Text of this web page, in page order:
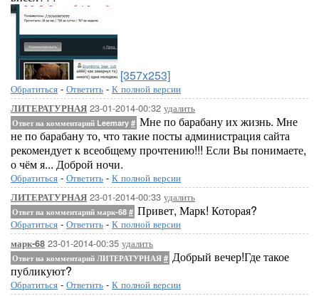
[357x253]
Обратиться - Ответить - К полной версии
ЛИТЕРАТУРНАЯ 23-01-2014-00:32 удалить
Ответ на комментарий Leemary # Мне по барабану их жизнь. Мне
не по барабану то, что такие посты администрация сайта
рекомендует к всеобщему прочтению!!! Если Вы понимаете,
о чём я... Доброй ночи.
Обратиться - Ответить - К полной версии
ЛИТЕРАТУРНАЯ 23-01-2014-00:33 удалить
Ответ на комментарий марк-68 # Привет, Марк! Которая?
Обратиться - Ответить - К полной версии
марк-68 23-01-2014-00:35 удалить
Ответ на комментарий ЛИТЕРАТУРНАЯ # Добрый вечер!Где такое
публикуют?
Обратиться - Ответить - К полной версии